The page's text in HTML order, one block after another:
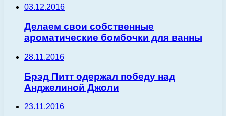
03.12.2016
Делаем свои собственные
ароматические бомбочки для ванны
28.11.2016
Брэд Питт одержал победу над
Анджелиной Джоли
23.11.2016